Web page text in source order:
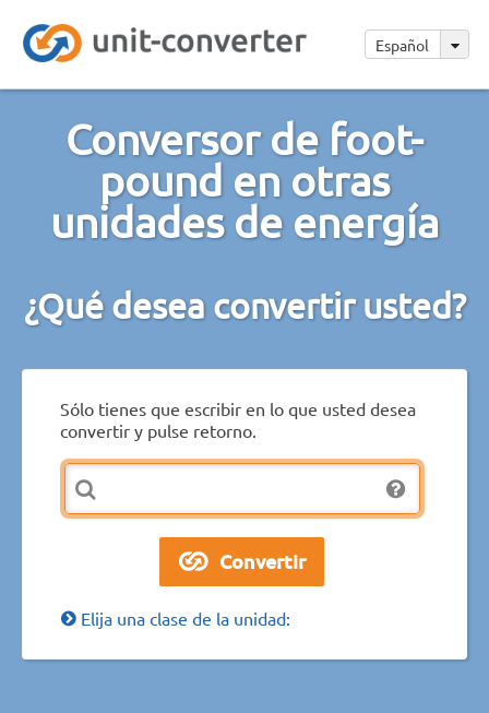
Español
Conversor de foot-
pound en otras
unidades de energía
¿Qué desea convertir usted?
Sólo tienes que escribir en lo que usted desea
convertir y pulse retorno.
Elija una clase de la unidad: